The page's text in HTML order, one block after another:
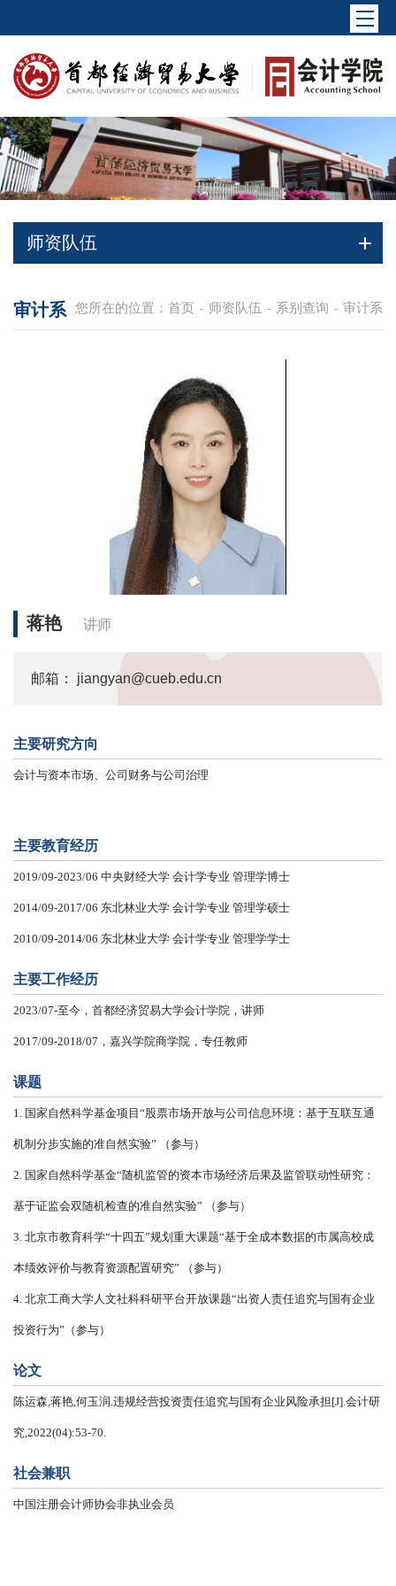
师资队伍
您所在的位置： 首页 - 师资队伍 - 系别查询 - 审计系
审计系
蒋艳 讲师
邮箱： jiangyan@cueb.edu.cn
主要研究方向
会计与资本市场、公司财务与公司治理
主要教育经历
2019/09-2023/06 中央财经大学 会计学专业 管理学博士
2014/09-2017/06 东北林业大学 会计学专业 管理学硕士
2010/09-2014/06 东北林业大学 会计学专业 管理学学士
主要工作经历
2023/07-至今，首都经济贸易大学会计学院，讲师
2017/09-2018/07，嘉兴学院商学院，专任教师
课题
1. 国家自然科学基金项目“股票市场开放与公司信息环境：基于互联互通
机制分步实施的准自然实验” （参与）
2. 国家自然科学基金“随机监管的资本市场经济后果及监管联动性研究：
基于证监会双随机检查的准自然实验” （参与）
3. 北京市教育科学“十四五”规划重大课题“基于全成本数据的市属高校成
本绩效评价与教育资源配置研究” （参与）
4. 北京工商大学人文社科科研平台开放课题“出资人责任追究与国有企业
投资行为”（参与）
论文
陈运森,蒋艳,何玉润.违规经营投资责任追究与国有企业风险承担[J].会计研
究,2022(04):53-70.
社会兼职
中国注册会计师协会非执业会员